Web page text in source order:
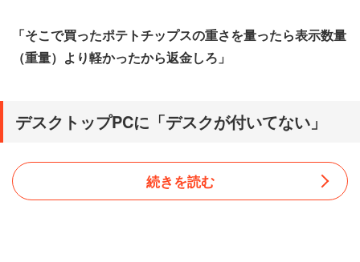
「そこで買ったポテトチップスの重さを量ったら表示数量
（重量）より軽かったから返金しろ」
デスクトップPCに「デスクが付いてない」
続きを読む